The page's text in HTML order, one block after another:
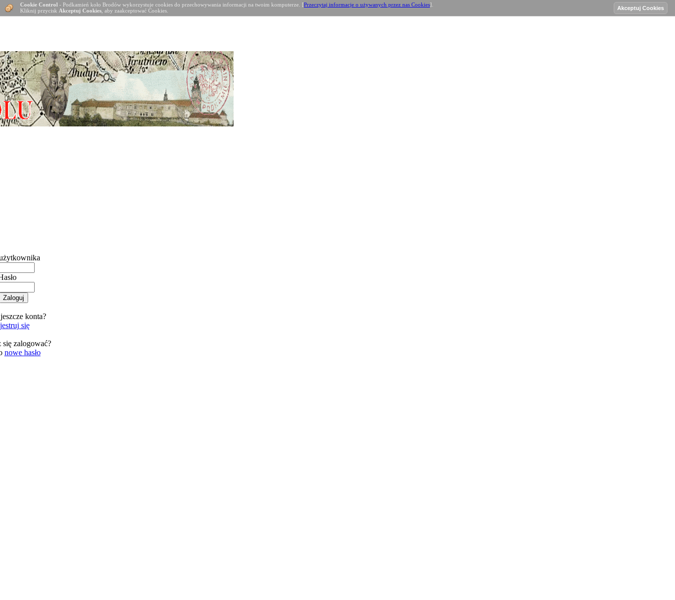
konta?
się
się zalogować?
nowe hasło
Cookie Control - Podkamień koło Brodów wykorzystuje cookies do przechowywania informacji na twoim komputerze. [Przeczytaj informacje o używanych przez nas Cookies].
Kliknij przycisk Akceptuj Cookies , aby zaakceptować Cookies.